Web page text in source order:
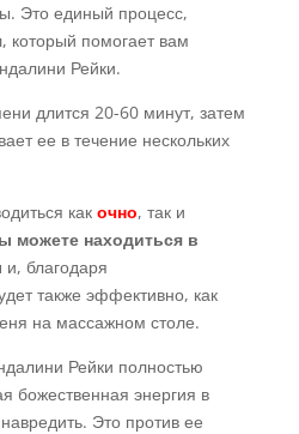
Это единый процесс,
помогает вам
Рейки.
длится 20-60 минут, затем
ее в течение нескольких
как очно, так и
можете находиться в
и, благодаря
также эффективно, как
на массажном столе.
Рейки полностью
божественная энергия в
Это против ее